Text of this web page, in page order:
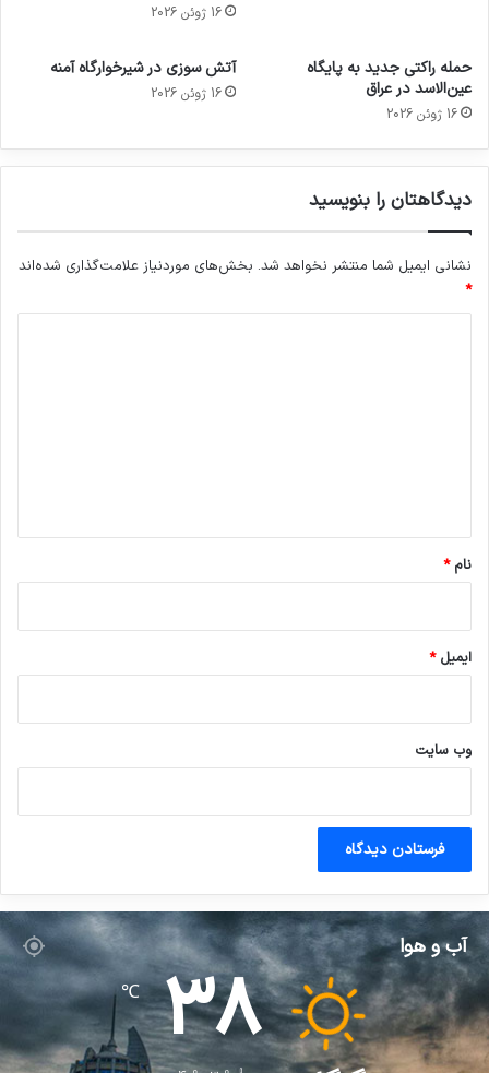
16 ژوئن 2026
حمله راکتی جدید به پایگاه
عین‌الاسد در عراق
16 ژوئن 2026
آتش سوزی در شیرخوارگاه آمنه
16 ژوئن 2026
دیدگاهتان را بنویسید
نشانی ایمیل شما منتشر نخواهد شد. بخش‌های موردنیاز علامت‌گذاری شده‌اند
*
نام*
ایمیل*
وب‌ سایت
آب و هوا
38
℃